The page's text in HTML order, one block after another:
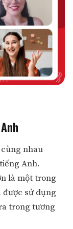
nhau
Anh.
là một trong
sử dụng
trong tương